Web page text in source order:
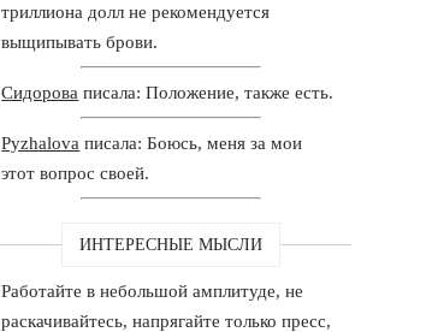
триллиона долл не рекомендуется
выщипывать брови.
Сидорова писала: Положение, также есть.
Pyzhalova писала: Боюсь, меня за мои
этот вопрос своей.
ИНТЕРЕСНЫЕ МЫСЛИ
Работайте в небольшой амплитуде, не
раскачивайтесь, напрягайте только пресс,